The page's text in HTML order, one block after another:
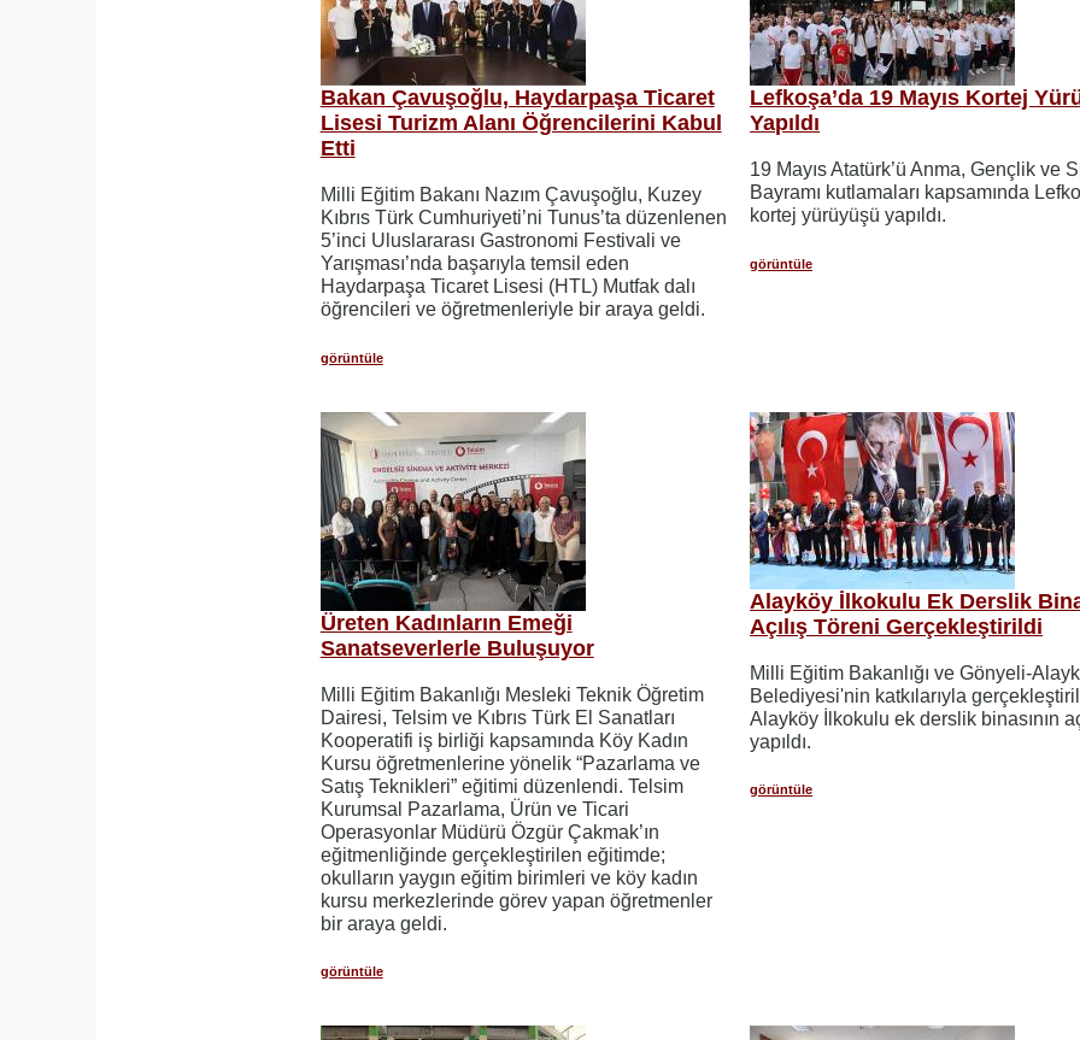
Bakan Çavuşoğlu, Haydarpaşa Ticaret
Lisesi Turizm Alanı Öğrencilerini Kabul
Etti
Milli Eğitim Bakanı Nazım Çavuşoğlu, Kuzey
Kıbrıs Türk Cumhuriyeti’ni Tunus’ta düzenlenen
5’inci Uluslararası Gastronomi Festivali ve
Yarışması’nda başarıyla temsil eden
Haydarpaşa Ticaret Lisesi (HTL) Mutfak dalı
öğrencileri ve öğretmenleriyle bir araya geldi.
görüntüle
Lefkoşa’da 19 Mayıs Kortej
Yapıldı
19 Mayıs Atatürk’ü Anma, Gençlik ve
Bayramı kutlamaları kapsamında
kortej yürüyüşü yapıldı.
görüntüle
Üreten Kadınların Emeği
Sanatseverlerle Buluşuyor
Milli Eğitim Bakanlığı Mesleki Teknik Öğretim
Dairesi, Telsim ve Kıbrıs Türk El Sanatları
Kooperatifi iş birliği kapsamında Köy Kadın
Kursu öğretmenlerine yönelik “Pazarlama ve
Satış Teknikleri” eğitimi düzenlendi. Telsim
Kurumsal Pazarlama, Ürün ve Ticari
Operasyonlar Müdürü Özgür Çakmak’ın
eğitmenliğinde gerçekleştirilen eğitimde;
okulların yaygın eğitim birimleri ve köy kadın
kursu merkezlerinde görev yapan öğretmenler
bir araya geldi.
görüntüle
Alayköy İlkokulu Ek Derslik
Açılış Töreni Gerçekleştirildi
Milli Eğitim Bakanlığı ve Gönyeli-
Belediyesi'nin katkılarıyla
Alayköy İlkokulu ek derslik binasının
yapıldı.
görüntüle